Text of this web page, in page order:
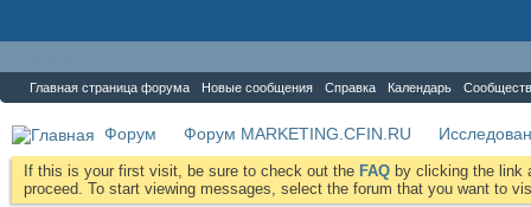
Главная страница форума Новые сообщения Справка Календарь
Форум Форум MARKETING.CFIN.RU
If this is your first visit, be sure to check out the FAQ by clicking the link
proceed. To start viewing messages, select the forum that you want to